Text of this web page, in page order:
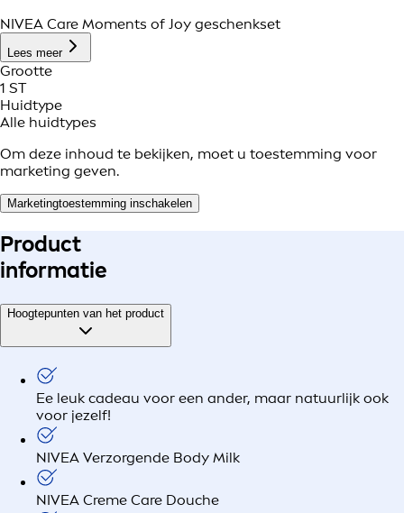
NIVEA Care Moments of Joy geschenkset
Lees meer
Grootte
1 ST
Huidtype
Alle huidtypes
Om deze inhoud te bekijken, moet u toestemming voor
marketing geven.
Marketingtoestemming inschakelen
Product
informatie
Hoogtepunten van het product
Ee leuk cadeau voor een ander, maar natuurlijk ook
voor jezelf!
NIVEA Verzorgende Body Milk
NIVEA Creme Care Douche